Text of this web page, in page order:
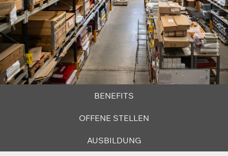
​​​​BE​N​E​F​ITS
OFFENE STELLEN
​​​A​USB​ILDUN​G